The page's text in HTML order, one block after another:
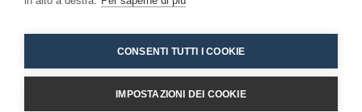
CONSENTI TUTTI I COOKIE
IMPOSTAZIONI DEI COOKIE